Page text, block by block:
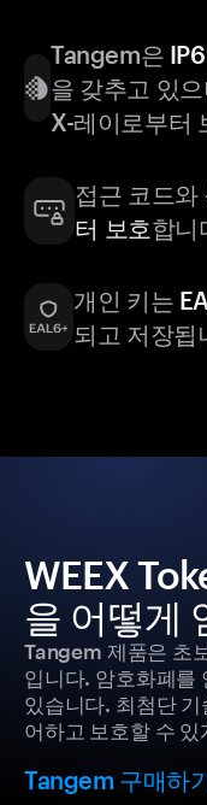
Tangem은
을 갖추고 있
X-레이로부터
접근 코드와
터 보호합니
개인 키는
되고 저장됩
WEEX
을 어떻게
Tangem 제품은 초
입니다. 암호화폐를
있습니다. 최첨단
어하고 보호할 수 있
Tangem 구매하